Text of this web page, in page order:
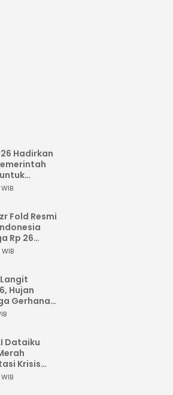
Hadirkan
Fold Resmi
Rp 26
WIB
Hujan
Gerhana
Dataiku
Krisis